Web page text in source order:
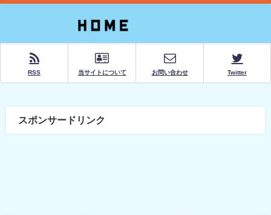
RSS 当サイトについて お問い合わせ Twitter
スポンサードリンク